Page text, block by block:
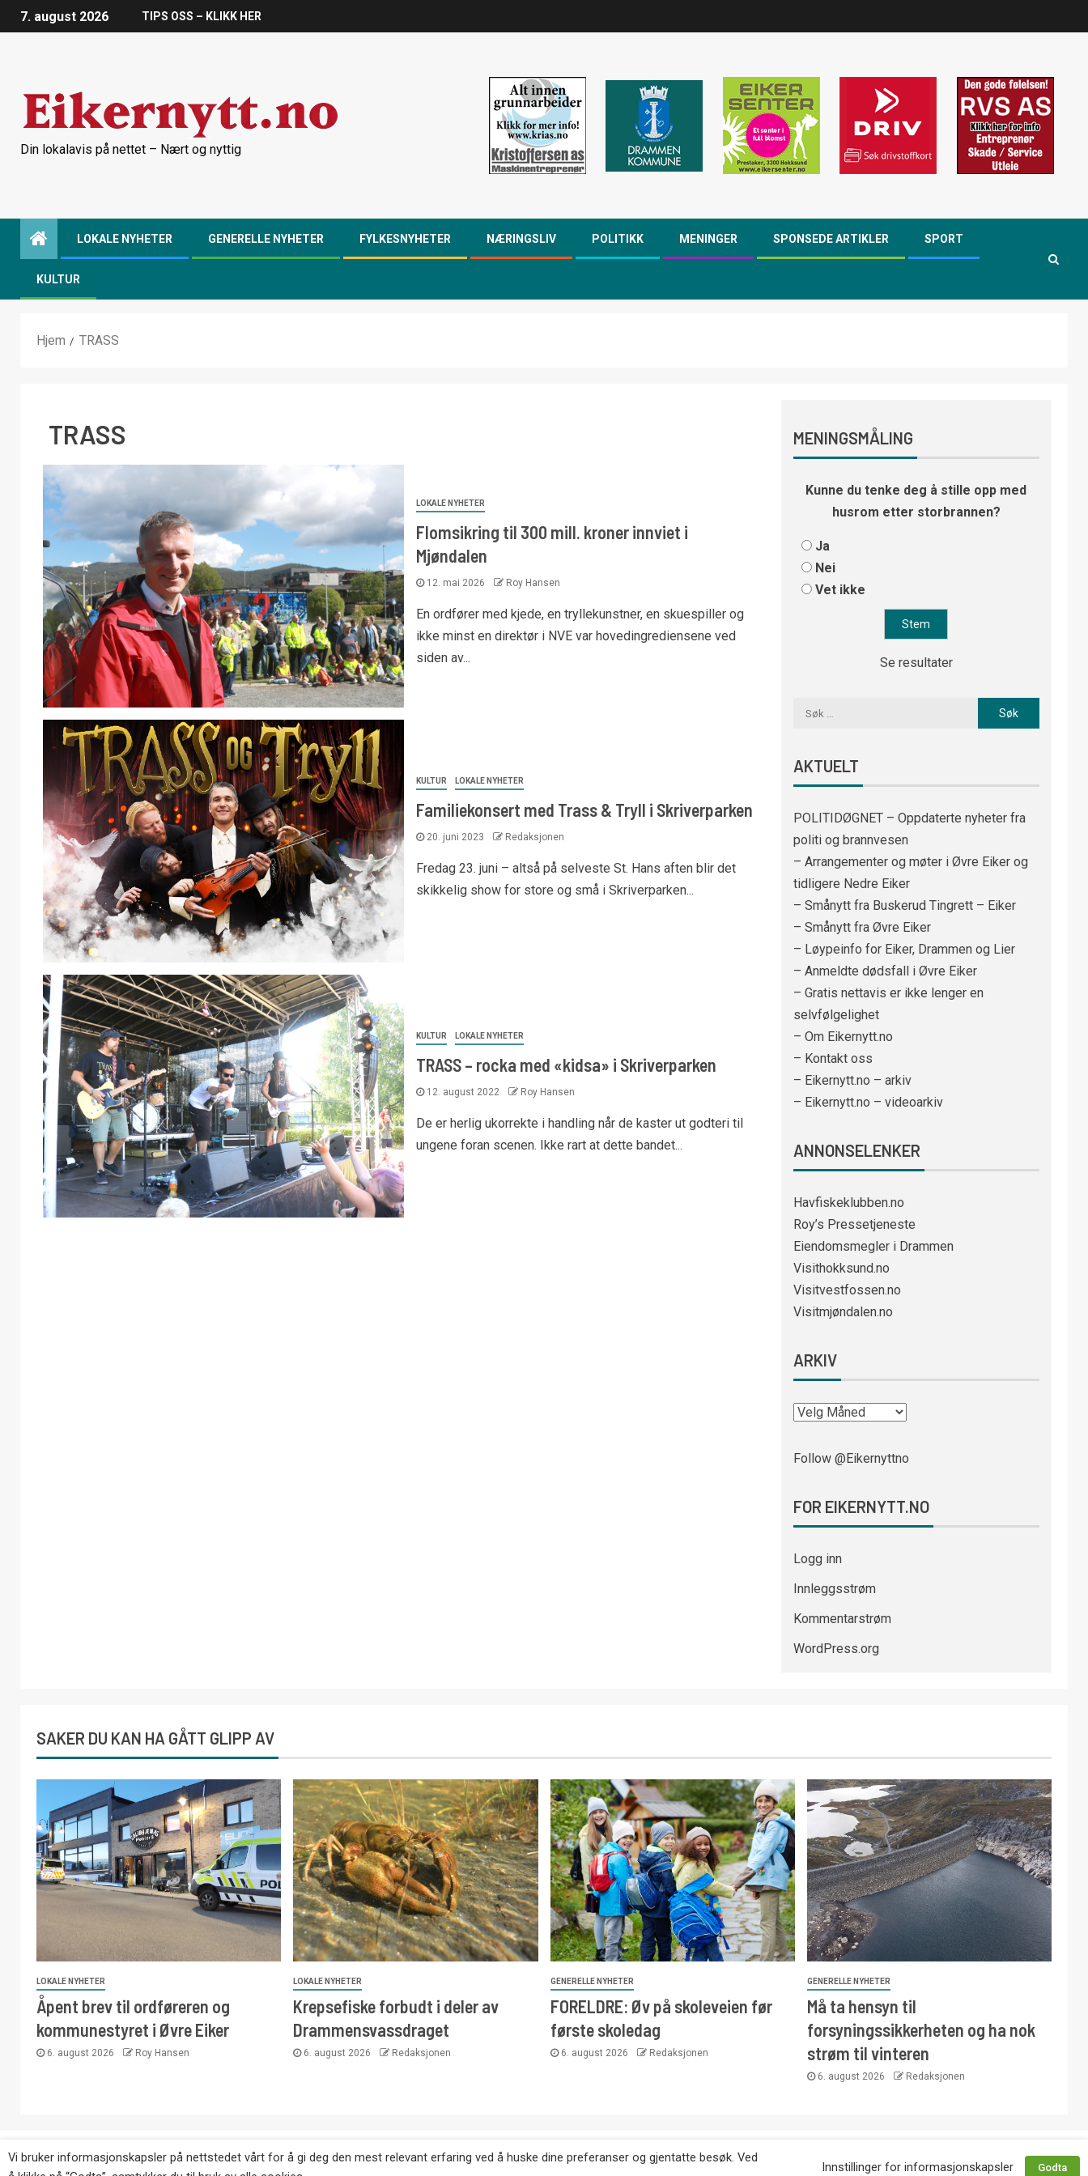
7. august 2026 TIPS OSS – KLIKK HER
Din lokalavis på nettet – Nært og nyttig
LOKALE NYHETER GENERELLE NYHETER FYLKESNYHETER NÆRINGSLIV POLITIKK MENINGER SPONSEDE ARTIKLER SPORT
KULTUR
Hjem TRASS
TRASS
LOKALE NYHETER
Flomsikring til 300 mill. kroner innviet i
Mjøndalen
12. mai 2026 Roy Hansen
En ordfører med kjede, en tryllekunstner, en skuespiller og
ikke minst en direktør i NVE var hovedingrediensene ved
siden av...
KULTUR LOKALE NYHETER
Familiekonsert med Trass & Tryll i Skriverparken
20. juni 2023 Redaksjonen
Fredag 23. juni – altså på selveste St. Hans aften blir det
skikkelig show for store og små i Skriverparken...
KULTUR LOKALE NYHETER
TRASS – rocka med «kidsa» i Skriverparken
12. august 2022 Roy Hansen
De er herlig ukorrekte i handling når de kaster ut godteri til
ungene foran scenen. Ikke rart at dette bandet...
MENINGSMÅLING
Kunne du tenke deg å stille opp med
husrom etter storbrannen?
Ja
Nei
Vet ikke
Se resultater
AKTUELT
POLITIDØGNET – Oppdaterte nyheter fra
politi og brannvesen
– Arrangementer og møter i Øvre Eiker og
tidligere Nedre Eiker
– Smånytt fra Buskerud Tingrett – Eiker
– Smånytt fra Øvre Eiker
– Løypeinfo for Eiker, Drammen og Lier
– Anmeldte dødsfall i Øvre Eiker
– Gratis nettavis er ikke lenger en
selvfølgelighet
– Om Eikernytt.no
– Kontakt oss
– Eikernytt.no – arkiv
– Eikernytt.no – videoarkiv
ANNONSELENKER
Havfiskeklubben.no
Roy’s Pressetjeneste
Eiendomsmegler i Drammen
Visithokksund.no
Visitvestfossen.no
Visitmjøndalen.no
ARKIV
Follow @Eikernyttno
FOR EIKERNYTT.NO
Logg inn
Innleggsstrøm
Kommentarstrøm
WordPress.org
SAKER DU KAN HA GÅTT GLIPP AV
LOKALE NYHETER
Åpent brev til ordføreren og
kommunestyret i Øvre Eiker
6. august 2026 Roy Hansen
LOKALE NYHETER
Krepsefiske forbudt i deler av
Drammensvassdraget
6. august 2026 Redaksjonen
GENERELLE NYHETER
FORELDRE: Øv på skoleveien før
første skoledag
6. august 2026 Redaksjonen
GENERELLE NYHETER
Må ta hensyn til
forsyningssikkerheten og ha nok
strøm til vinteren
6. august 2026 Redaksjonen
Copyright © Eikernytt.no utgis av Roy’s Pressetjeneste. Kopiering av tekst, bilder og annonser er ikke tillatt uten etter avtale med utgiver. Tlf. 92 63 86 82.
Vi bruker informasjonskapsler på nettstedet vårt for å gi deg den mest relevant erfaring ved å huske dine preferanser og gjentatte besøk. Ved
Innstillinger for informasjonskapsler Godta